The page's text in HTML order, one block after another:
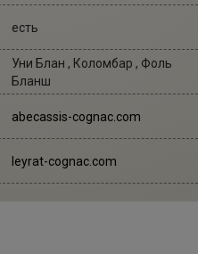
есть
Уни Блан , Коломбар , Фоль
Бланш
abecassis-cognac.com
leyrat-cognac.com